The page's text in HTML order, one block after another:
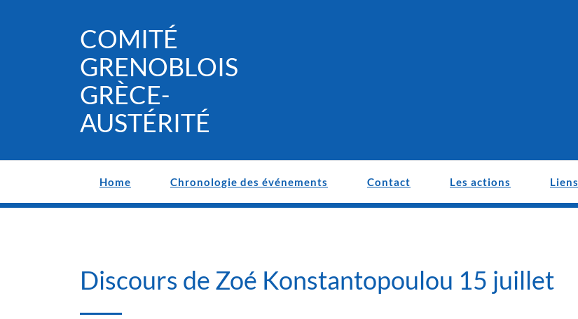
COMITÉ
GRENOBLOIS
GRÈCE-
AUSTÉRITÉ
Home Chronologie des événements Contact Les actions Liens
Discours de Zoé Konstantopoulou 15 juillet